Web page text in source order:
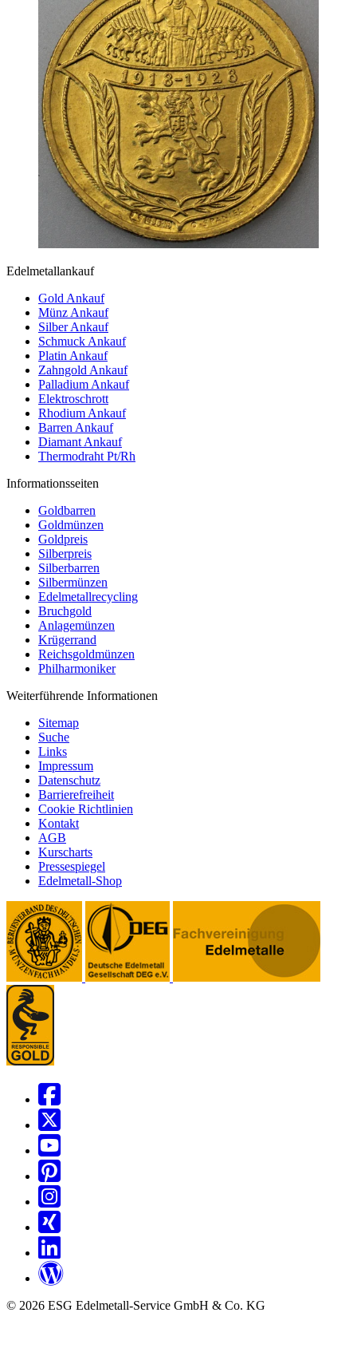
Edelmetallankauf
Gold Ankauf
Münz Ankauf
Silber Ankauf
Schmuck Ankauf
Platin Ankauf
Zahngold Ankauf
Palladium Ankauf
Elektroschrott
Rhodium Ankauf
Barren Ankauf
Diamant Ankauf
Thermodraht Pt/Rh
Informationsseiten
Goldbarren
Goldmünzen
Goldpreis
Silberpreis
Silberbarren
Silbermünzen
Edelmetallrecycling
Bruchgold
Anlagemünzen
Krügerrand
Reichsgoldmünzen
Philharmoniker
Weiterführende Informationen
Sitemap
Suche
Links
Impressum
Datenschutz
Barrierefreiheit
Cookie Richtlinien
Kontakt
AGB
Kurscharts
Pressespiegel
Edelmetall-Shop
© 2026 ESG Edelmetall-Service GmbH & Co. KG